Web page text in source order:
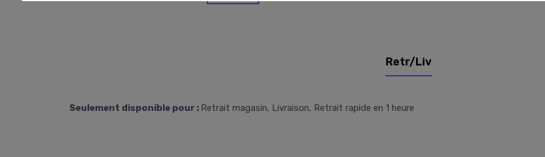
Retr/Liv
Seulement disponible pour : Retrait magasin, Livraison, Retrait rapide en 1 heure